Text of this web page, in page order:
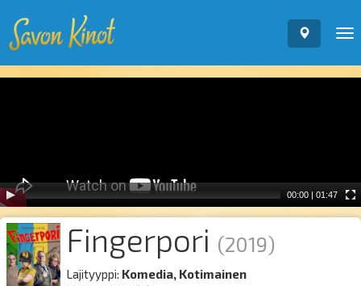
00:00 | 01:47
Fingerpori (2019)
Lajityyppi: Komedia, Kotimainen